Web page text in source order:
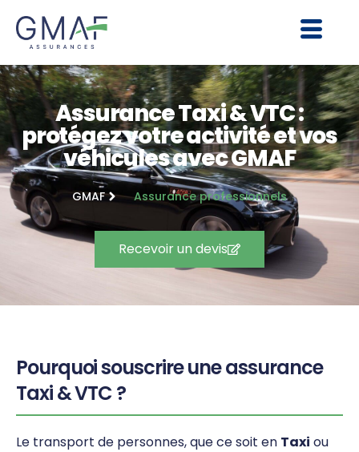
Assurance Taxi & VTC :
protégez votre activité et vos
véhicules avec GMAF
GMAF Assurance professionnels
Recevoir un devis
Pourquoi souscrire une assurance
Taxi & VTC ?
Le transport de personnes, que ce soit en Taxi ou